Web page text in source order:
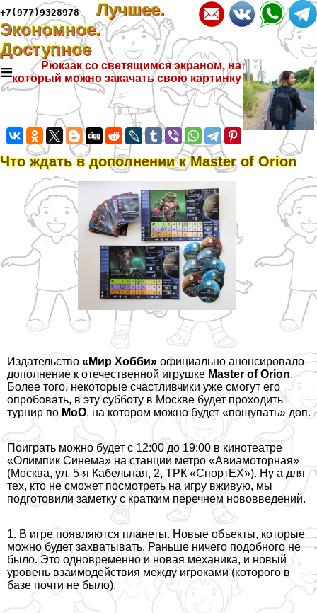
+7(977)9328978
Лучшее.
Экономное.
Доступное
≡
Рюкзак со светящимся экраном, на
который можно закачать свою картинку
Что ждать в дополнении к Master of Orion
Издательство «Мир Хобби» официально анонсировало
дополнение к отечественной игрушке Master of Orion.
Более того, некоторые счастливчики уже смогут его
опробовать, в эту субботу в Москве будет проходить
турнир по MoO, на котором можно будет «пощупать» доп.
Поиграть можно будет с 12:00 до 19:00 в кинотеатре
«Олимпик Синема» на станции метро «Авиамоторная»
(Москва, ул. 5-я Кабельная, 2, ТРК «СпортЕХ»). Ну а для
тех, кто не сможет посмотреть на игру вживую, мы
подготовили заметку с кратким перечнем нововведений.
1. В игре появляются планеты. Новые объекты, которые
можно будет захватывать. Раньше ничего подобного не
было. Это одновременно и новая механика, и новый
уровень взаимодействия между игроками (которого в
базе почти не было).